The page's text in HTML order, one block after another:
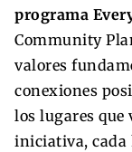
programa
Community
valores
conexiones
los lugares que
iniciativa, cada